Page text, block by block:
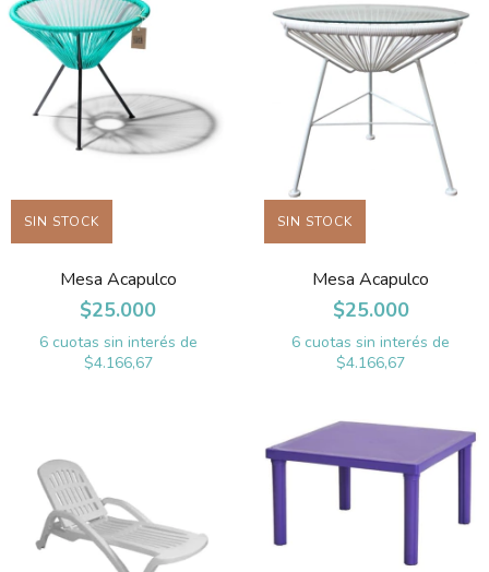
SIN STOCK
Mesa Acapulco
$25.000
6 cuotas sin interés de
$4.166,67
SIN STOCK
Mesa Acapulco
$25.000
6 cuotas sin interés de
$4.166,67